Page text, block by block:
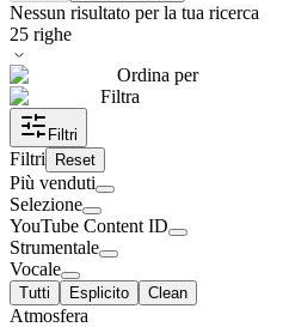
Nessun risultato per la tua ricerca
25 righe
Ordina per
Filtra
Filtri
Filtri Reset
Più venduti
Selezione
YouTube Content ID
Strumentale
Vocale
Tutti Esplicito Clean
Atmosfera